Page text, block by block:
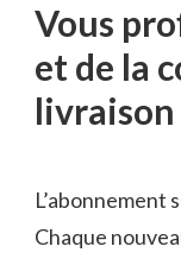
Vous
et de la
livraison
L’abonnement
Chaque